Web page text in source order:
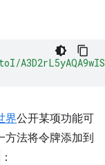
界公开某项功能可
方法将令牌添加到
：